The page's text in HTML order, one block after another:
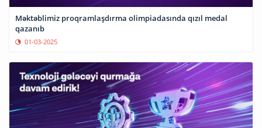
Məktəblimiz proqramlaşdırma olimpiadasında qızıl medal
qazanıb
01-03-2025